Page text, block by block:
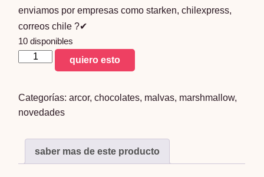
enviamos por empresas como starken, chilexpress,
correos chile ?✔
10 disponibles
Autentico
Marshmallow
cantidad
quiero esto
Categorías:arcor,chocolates, malvas, marshmallow,
novedades
saber mas de este producto